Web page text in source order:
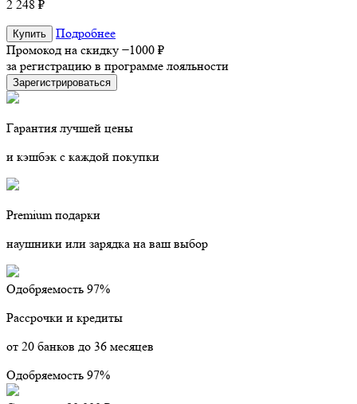
2 248 ₽
Купить
Подробнее
Промокод на скидку −1000 ₽
за регистрацию в программе лояльности
Зарегистрироваться
Гарантия лучшей цены
и кэшбэк с каждой покупки
Premium подарки
наушники или зарядка на ваш выбор
Одобряемость 97%
Рассрочки и кредиты
от 20 банков до 36 месяцев
Одобряемость 97%